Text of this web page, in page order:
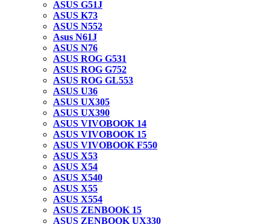
ASUS G51J
ASUS K73
ASUS N552
Asus N61J
ASUS N76
ASUS ROG G531
ASUS ROG G752
ASUS ROG GL553
ASUS U36
ASUS UX305
ASUS UX390
ASUS VIVOBOOK 14
ASUS VIVOBOOK 15
ASUS VIVOBOOK F550
ASUS X53
ASUS X54
ASUS X540
ASUS X55
ASUS X554
ASUS ZENBOOK 15
ASUS ZENBOOK UX330